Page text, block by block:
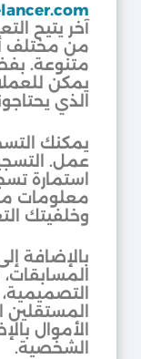
آخر يتيح
من مختلف
متنوعة.
يمكن
الذي
يمكنك
عمل.
استمارة
معلومات
وخلفيتك
بالإضافة
الأموال
الشخصية.